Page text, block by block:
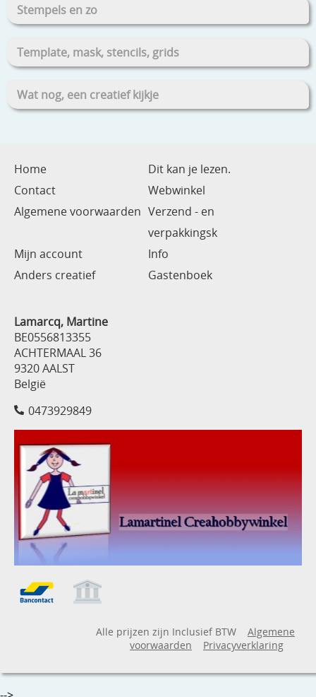
Stempels en zo
Template, mask, stencils, grids
Wat nog, een creatief kijkje
Home
Dit kan je lezen.
Contact
Webwinkel
Algemene voorwaarden Verzend - en
verpakkingsk
Mijn account
Info
Anders creatief
Gastenboek
Lamarcq, Martine
BE0556813355
ACHTERMAAL 36
9320 AALST
België
0473929849
Alle prijzen zijn Inclusief BTW
Algemene
voorwaarden
Privacyverklaring